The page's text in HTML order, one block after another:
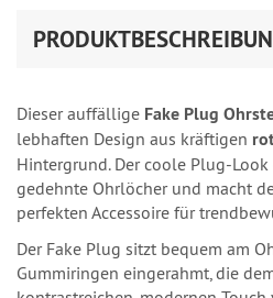
Dieser auffällige Fake Plug
lebhaften Design aus kräftigen
Hintergrund. Der coole Plug-
gedehnte Ohrlöcher und macht
perfekten Accessoire für
Der Fake Plug sitzt bequem am
Gummiringen eingerahmt, die